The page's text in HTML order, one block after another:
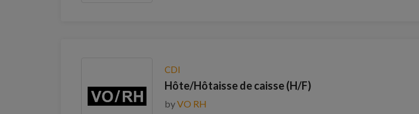
CDI
Hôte/Hôtaisse de caisse (H/F)
byVO RH